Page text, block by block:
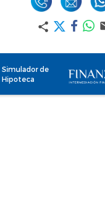
Simulador de
Hipoteca